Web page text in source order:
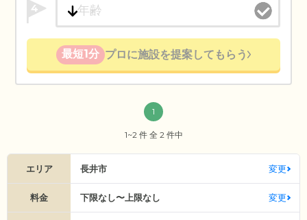
4
最短1分 プロに施設を提案してもらう
1
1~2 件 全 2 件中
エリア 長井市 変更
料金 下限なし〜上限なし 変更